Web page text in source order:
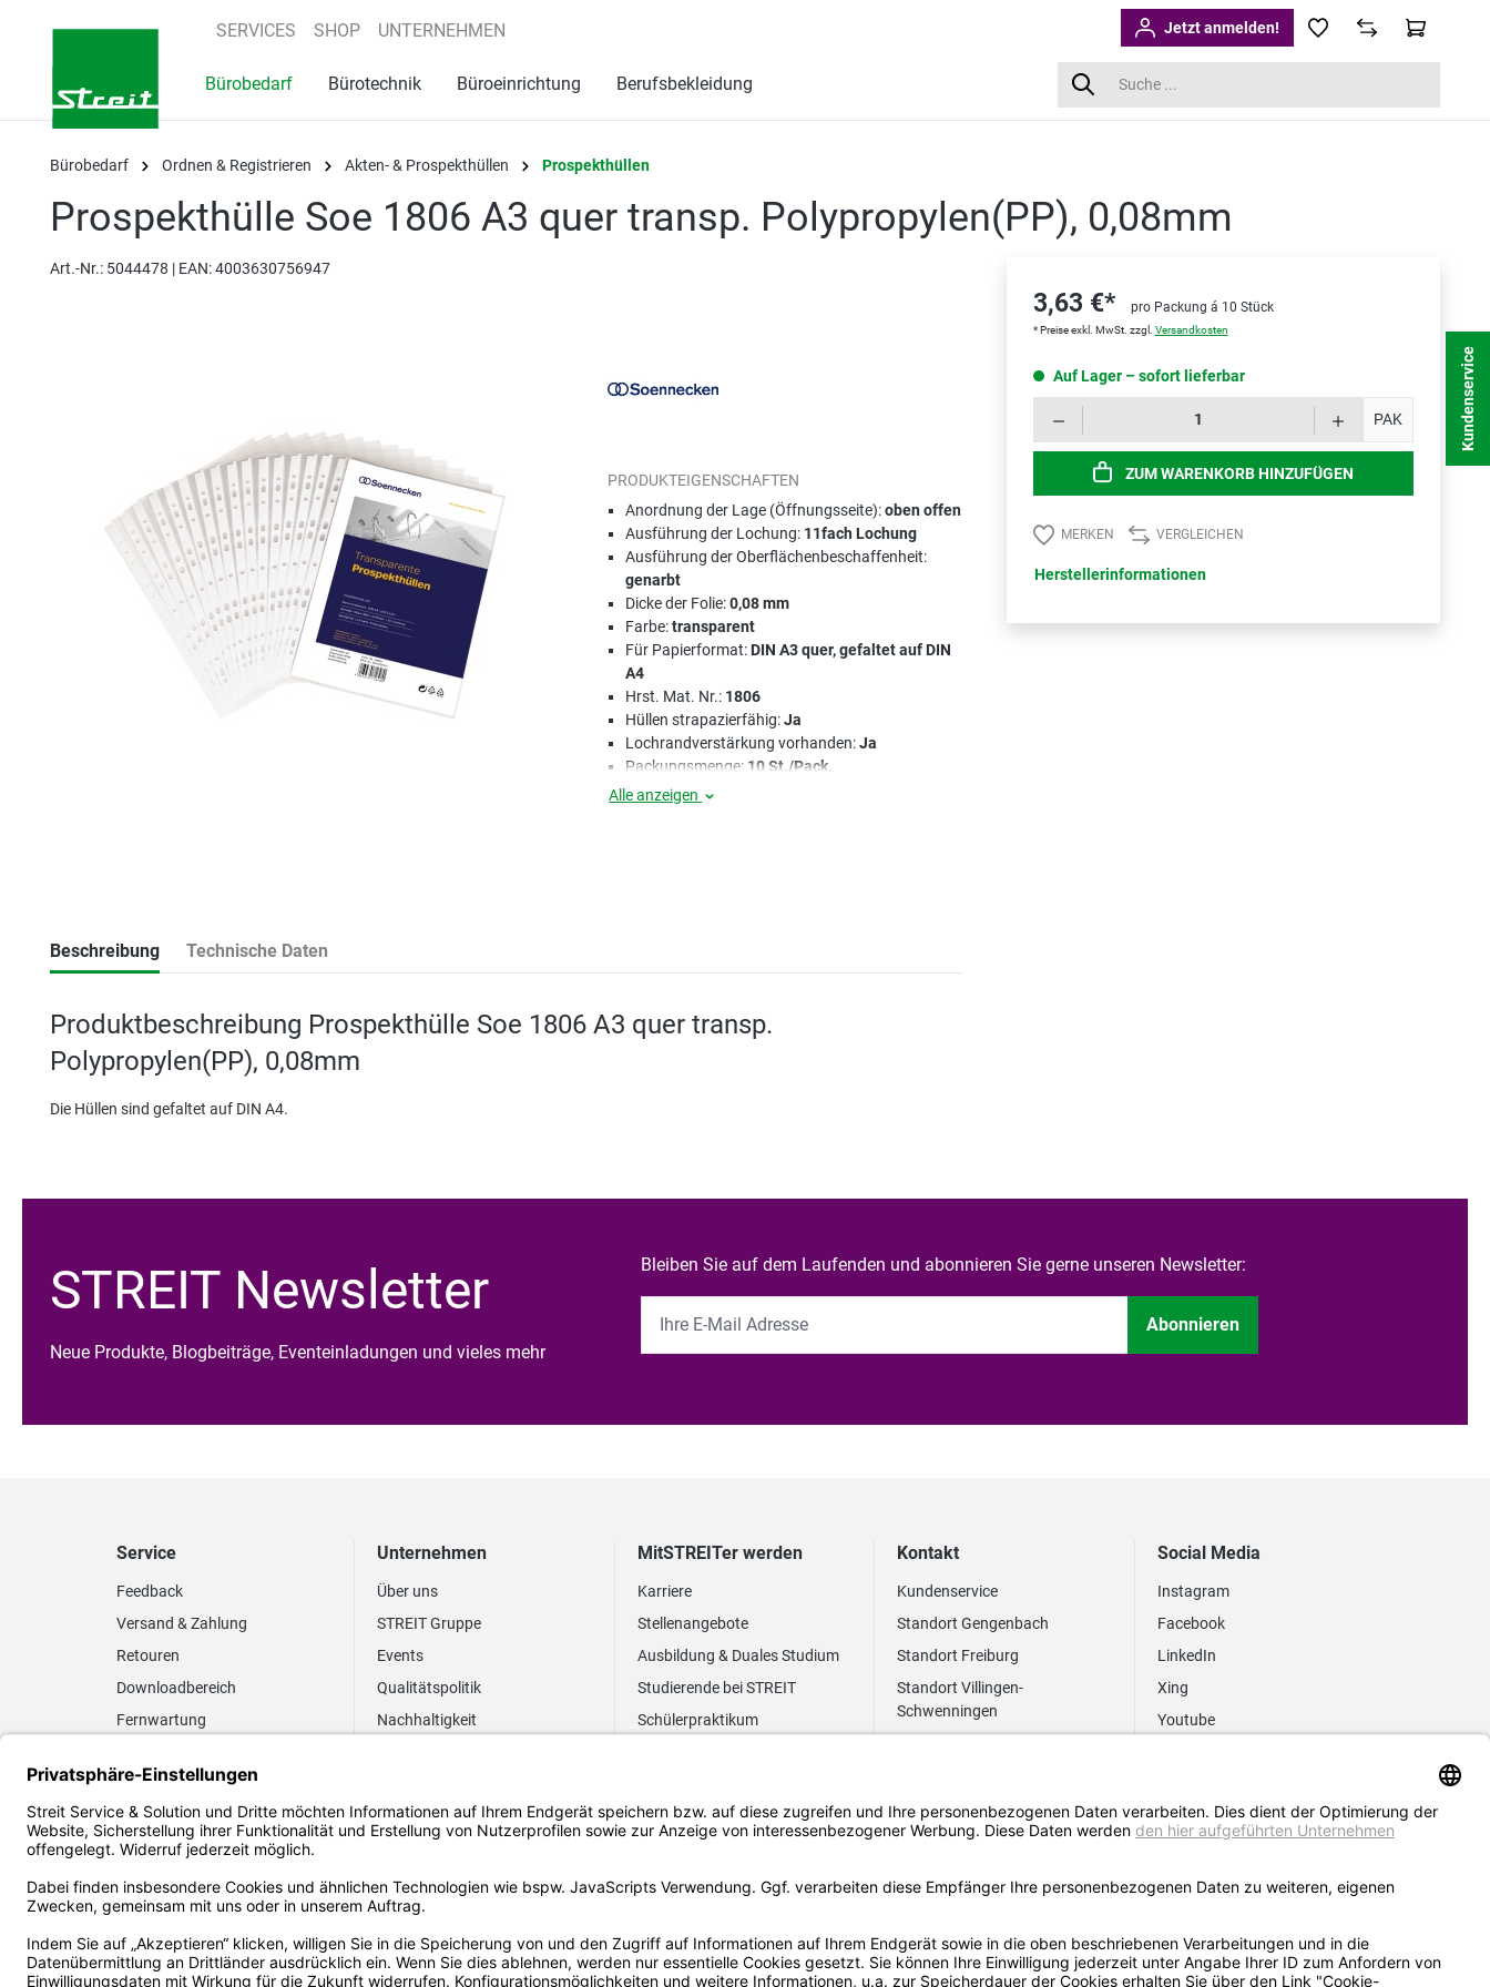
Zur Hauptnavigation springen
SERVICES SHOP UNTERNEHMEN Jetzt anmelden!
Bürobedarf Bürotechnik Büroeinrichtung Berufsbekleidung
Bürobedarf Ordnen & Registrieren Akten- & Prospekthüllen Prospekthüllen
Prospekthülle Soe 1806 A3 quer transp. Polypropylen(PP), 0,08mm
Art.-Nr.: 5044478 | EAN: 4003630756947
PRODUKTEIGENSCHAFTEN
Anordnung der Lage (Öffnungsseite):oben offen
Ausführung der Lochung: 11fach Lochung
Ausführung der Oberflächenbeschaffenheit:
genarbt
Dicke der Folie:0,08 mm
Farbe:transparent
Für Papierformat:DIN A3 quer, gefaltet auf DIN
A4
Hrst. Mat. Nr.: 1806
Hüllen strapazierfähig:Ja
Lochrandverstärkung vorhanden:Ja
Packungsmenge: 10 St./Pack.
Alle anzeigen
Beschreibung Technische Daten
Produktbeschreibung Prospekthülle Soe 1806 A3 quer transp.
Polypropylen(PP), 0,08mm
Die Hüllen sind gefaltet auf DIN A4.
3,63 €* pro Packung á 10 Stück
* Preise exkl. MwSt. zzgl. Versandkosten
Auf Lager – sofort lieferbar
PAK
ZUM WARENKORB HINZUFÜGEN
MERKEN VERGLEICHEN
Herstellerinformationen
STREIT Newsletter
Neue Produkte, Blogbeiträge, Eventeinladungen und vieles mehr
Bleiben Sie auf dem Laufenden und abonnieren Sie gerne unseren Newsletter:
Abonnieren
Service
Feedback
Versand & Zahlung
Retouren
Downloadbereich
Fernwartung
Elektronischer
Rechnungsversand
FAQ EUDR
Unternehmen
Über uns
STREIT Gruppe
Events
Qualitätspolitik
Nachhaltigkeit
MitSTREITer werden
Karriere
Stellenangebote
Ausbildung & Duales Studium
Studierende bei STREIT
Schülerpraktikum
Kontakt
Kundenservice
Standort Gengenbach
Standort Freiburg
Standort Villingen-
Schwenningen
Social Media
Instagram
Facebook
LinkedIn
Xing
Youtube
Kundenservice